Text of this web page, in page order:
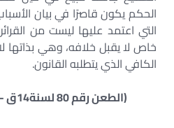
الحكم يكون قاصرًا في بيان
التي اعتمد عليها ليست من
خاص لا يقبل خلافه، وهي بذاتها
الكافي الذي يتطلبه القانون.
(الطعن رقم 80 لسنة14ق – جلسة 18/1/1945)